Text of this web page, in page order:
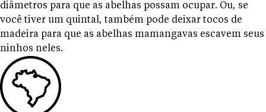
diâmetros para que as abelhas possam ocupar. Ou, se
você tiver um quintal, também pode deixar tocos de
madeira para que as abelhas mamangavas escavem seus
ninhos neles.